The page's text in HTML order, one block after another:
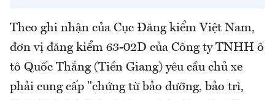
Theo ghi nhận của Cục Đăng kiểm Việt Nam,
đơn vị đăng kiểm 63-02D của Công ty TNHH ô
tô Quốc Thắng (Tiền Giang) yêu cầu chủ xe
phải cung cấp "chứng từ bảo dưỡng, bảo trì,